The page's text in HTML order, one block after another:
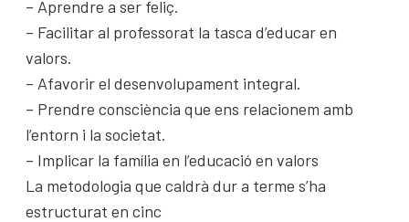
– Aprendre a ser feliç.
– Facilitar al professorat la tasca d’educar en
valors.
– Afavorir el desenvolupament integral.
– Prendre consciència que ens relacionem amb
l’entorn i la societat.
– Implicar la família en l’educació en valors
La metodologia que caldrà dur a terme s’ha
estructurat en cinc